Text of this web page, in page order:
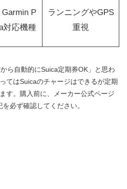
P
対応機種
ランニングやGPS
重視
ら自動的にSuica定期券OK」と思わ
てはSuicaのチャージはできるが定期
す。購入前に、メーカー公式ページ
必ず確認してください。